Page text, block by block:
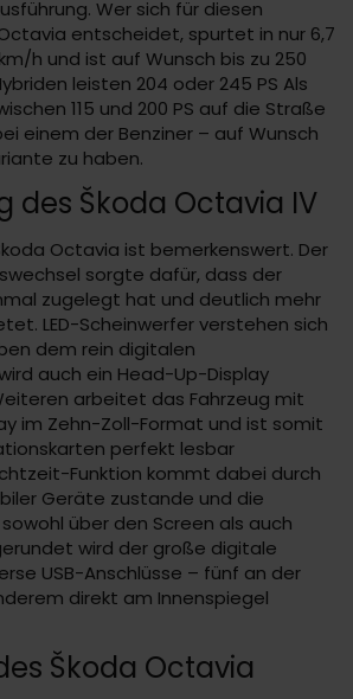
Wer sich für diesen
entscheidet, spurtet in nur 6,7
h und ist auf Wunsch bis zu 250
leisten 204 oder 245 PS Als
115 und 200 PS auf die Straße
einem der Benziner – auf Wunsch
zu haben.
des Škoda Octavia IV
Octavia ist bemerkenswert. Der
sorgte dafür, dass der
zugelegt hat und deutlich mehr
LED-Scheinwerfer verstehen sich
dem rein digitalen
auch ein Head-Up-Display
arbeitet das Fahrzeug mit
im Zehn-Zoll-Format und ist somit
perfekt lesbar
Funktion kommt dabei durch
Geräte zustande und die
über den Screen als auch
wird der große digitale
USB-Anschlüsse – fünf an der
direkt am Innenspiegel
Škoda Octavia